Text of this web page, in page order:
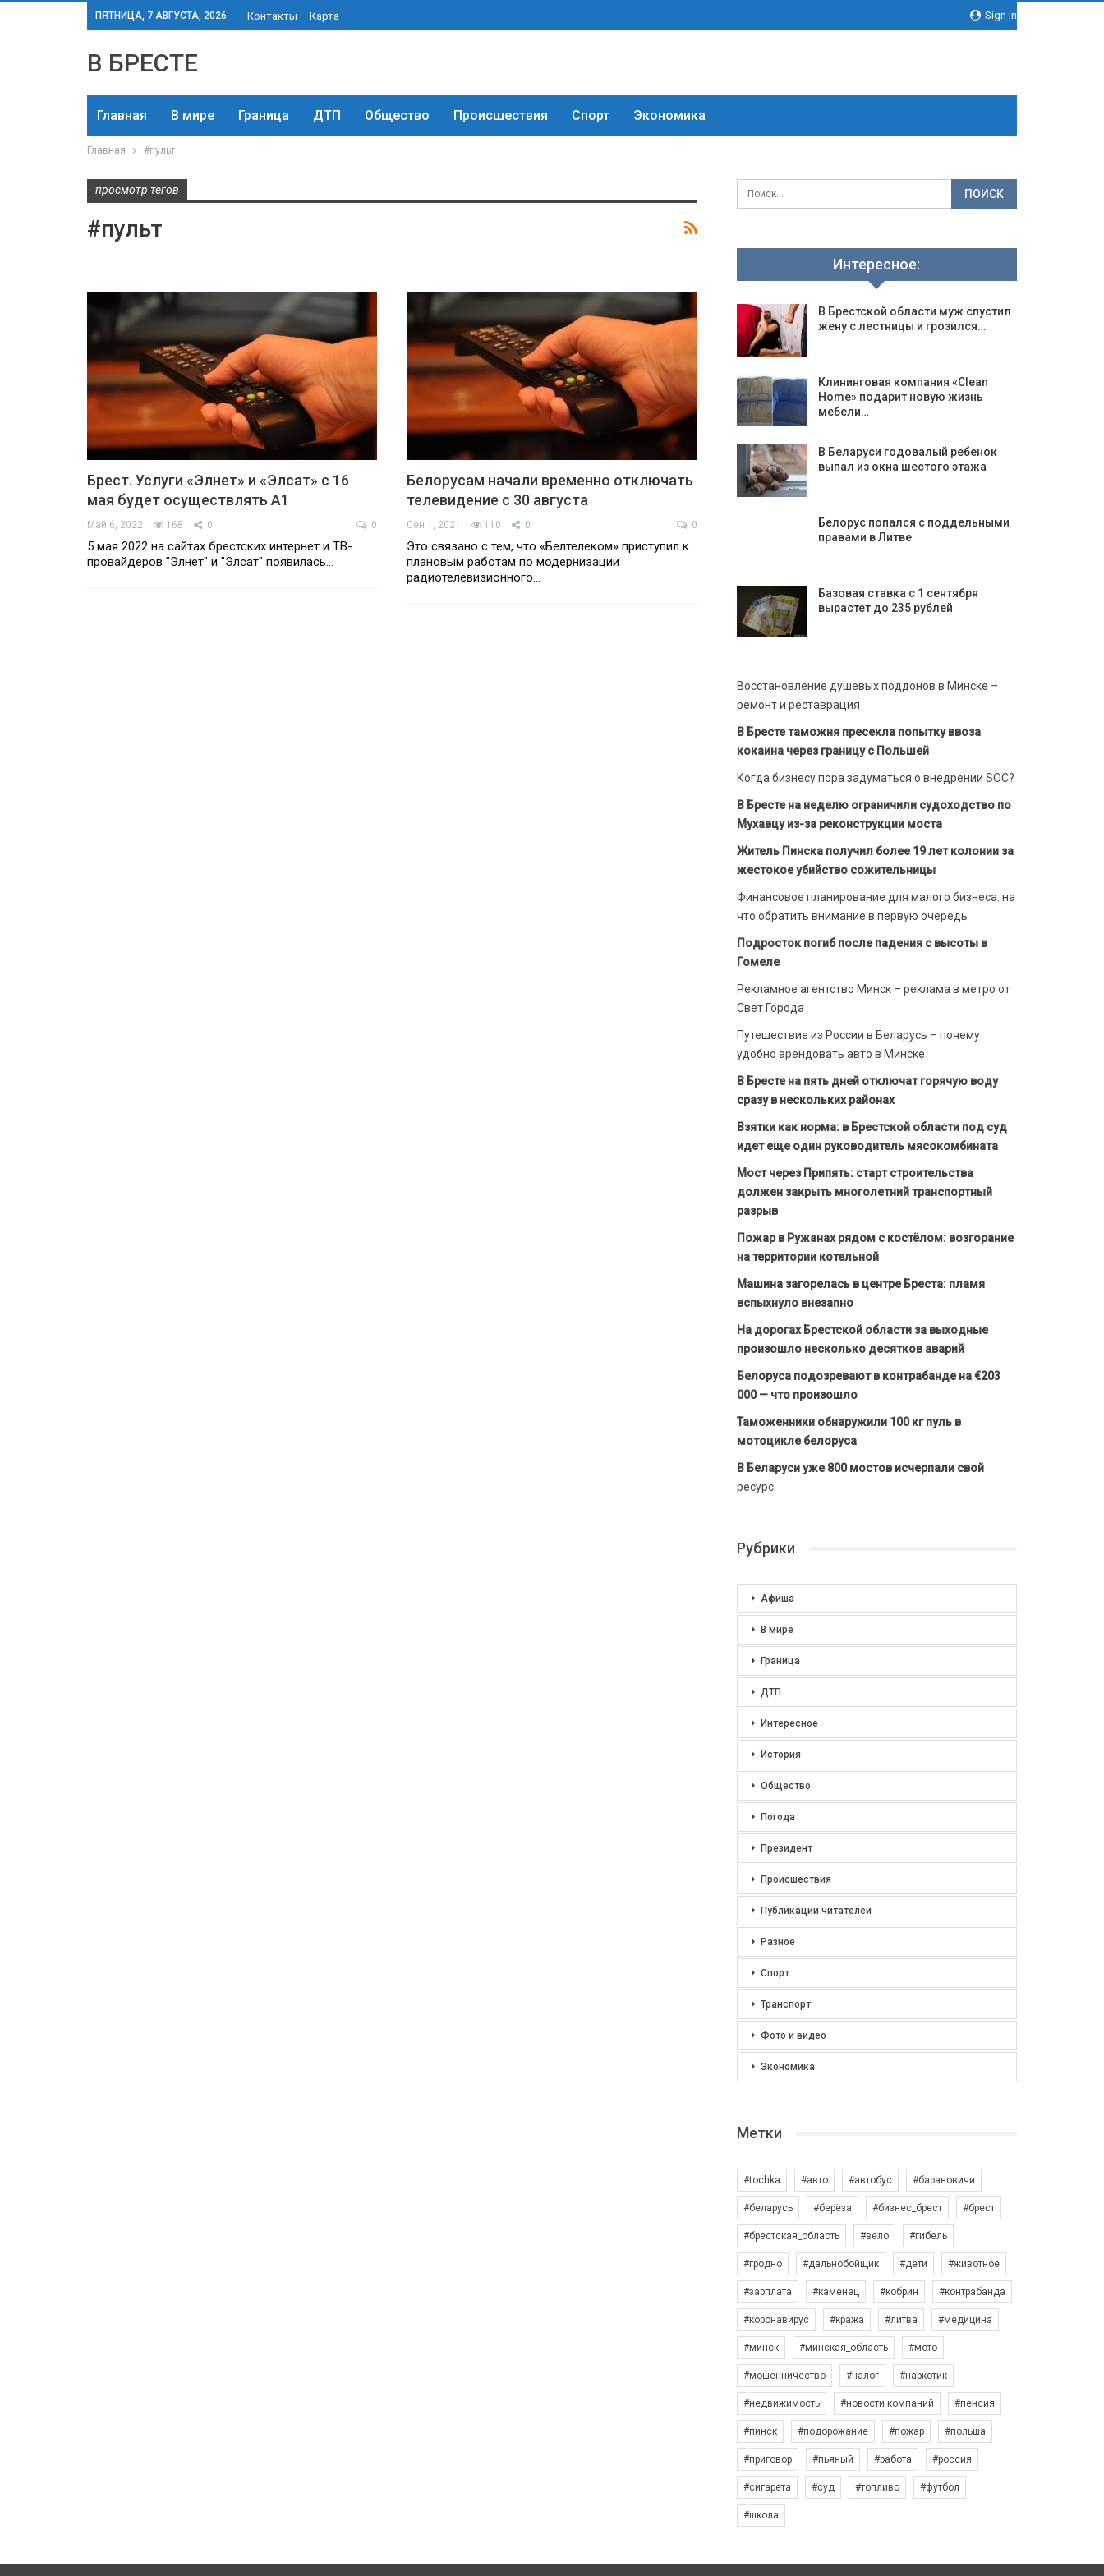
Sign in
ПЯТНИЦА, 7 АВГУСТА, 2026 Контакты Карта
В БРЕСТЕ
Главная В мире Граница ДТП Общество Происшествия Спорт Экономика
Главная #пульт
просмотр тегов
#пульт
Брест. Услуги «Элнет» и «Элсат» с 16
мая будет осуществлять А1
Май 6, 2022 168 0 0
5 мая 2022 на сайтах брестских интернет и ТВ-
провайдеров "Элнет" и "Элсат" появилась…
Белорусам начали временно отключать
телевидение с 30 августа
Сен 1, 2021 110 0 0
Это связано с тем, что «Белтелеком» приступил к
плановым работам по модернизации
радиотелевизионного…
Интересное:
В Брестской области муж спустил
жену с лестницы и грозился…
Клининговая компания «Clean
Home» подарит новую жизнь
мебели…
В Беларуси годовалый ребенок
выпал из окна шестого этажа
Белорус попался с поддельными
правами в Литве
Базовая ставка с 1 сентября
вырастет до 235 рублей
Восстановление душевых поддонов в Минске –
ремонт и реставрация
В Бресте таможня пресекла попытку ввоза
кокаина через границу с Польшей
Когда бизнесу пора задуматься о внедрении SOC?
В Бресте на неделю ограничили судоходство по
Мухавцу из-за реконструкции моста
Житель Пинска получил более 19 лет колонии за
жестокое убийство сожительницы
Финансовое планирование для малого бизнеса: на
что обратить внимание в первую очередь
Подросток погиб после падения с высоты в
Гомеле
Рекламное агентство Минск – реклама в метро от
Свет Города
Путешествие из России в Беларусь – почему
удобно арендовать авто в Минске
В Бресте на пять дней отключат горячую воду
сразу в нескольких районах
Взятки как норма: в Брестской области под суд
идет еще один руководитель мясокомбината
Мост через Припять: старт строительства
должен закрыть многолетний транспортный
разрыв
Пожар в Ружанах рядом с костёлом: возгорание
на территории котельной
Машина загорелась в центре Бреста: пламя
вспыхнуло внезапно
На дорогах Брестской области за выходные
произошло несколько десятков аварий
Белоруса подозревают в контрабанде на €203
000 — что произошло
Таможенники обнаружили 100 кг пуль в
мотоцикле белоруса
В Беларуси уже 800 мостов исчерпали свой
ресурс
Рубрики
Афиша
В мире
Граница
ДТП
Интересное
История
Общество
Погода
Президент
Происшествия
Публикации читателей
Разное
Спорт
Транспорт
Фото и видео
Экономика
Метки
#tochka #авто #автобус #барановичи
#беларусь #берёза #бизнес_брест #брест
#брестская_область #вело #гибель
#гродно #дальнобойщик #дети #животное
#зарплата #каменец #кобрин #контрабанда
#коронавирус #кража #литва #медицина
#минск #минская_область #мото
#мошенничество #налог #наркотик
#недвижимость #новости компаний #пенсия
#пинск #подорожание #пожар #польша
#приговор #пьяный #работа #россия
#сигарета #суд #топливо #футбол
#школа